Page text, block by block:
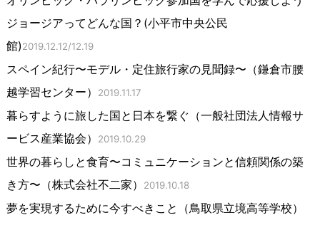
ジョージアってどんな国？(小平市中央公民
館)2019.12.12/12.19
スペイン紀行〜モデル・定住旅行家の見聞録〜（鎌倉市腰
越学習センター）
2019.11.17
暮らすように旅した国と日本を繋ぐ（一般社団法人情報サ
ービス産業協会）
2019.10.29
世界の暮らしと食育〜コミュニケーションと信頼関係の築
き方〜（株式会社不二家）
2019.10.18
夢を実現するために今すべきこと（鳥取県立境高等学校）